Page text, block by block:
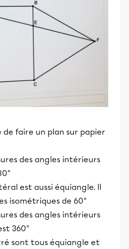
de faire un plan sur papier
des angles intérieurs
est aussi équiangle. Il
isométriques de 60°
des angles intérieurs
360°
sont tous équiangle et